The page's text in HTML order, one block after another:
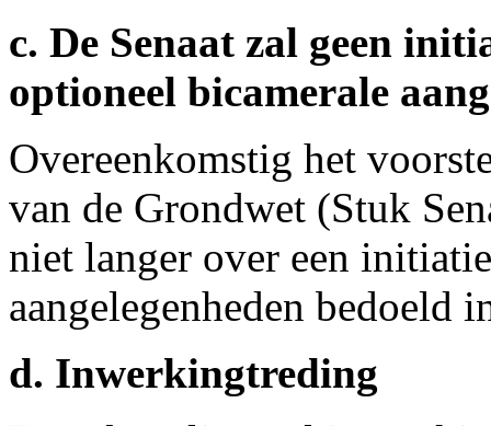
c. De Senaat zal geen
optioneel bicamerale
Overeenkomstig het
van de Grondwet (Stuk
niet langer over een
aangelegenheden bedoeld
d. Inwerkingtreding